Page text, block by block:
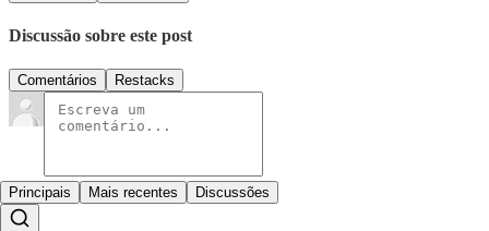
Discussão sobre este post
Comentários Restacks
Principais Mais recentes Discussões